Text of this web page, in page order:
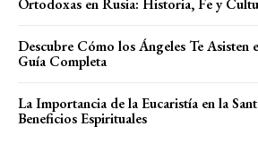
Descubre Cómo los Ángeles Te Asisten
Guía Completa
La Importancia de la Eucaristía en la
Beneficios Espirituales